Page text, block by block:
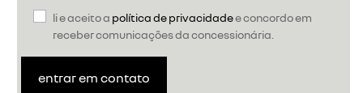
li e aceito a política de privacidadee concordo em
receber comunicações da concessionária.
entrar em contato